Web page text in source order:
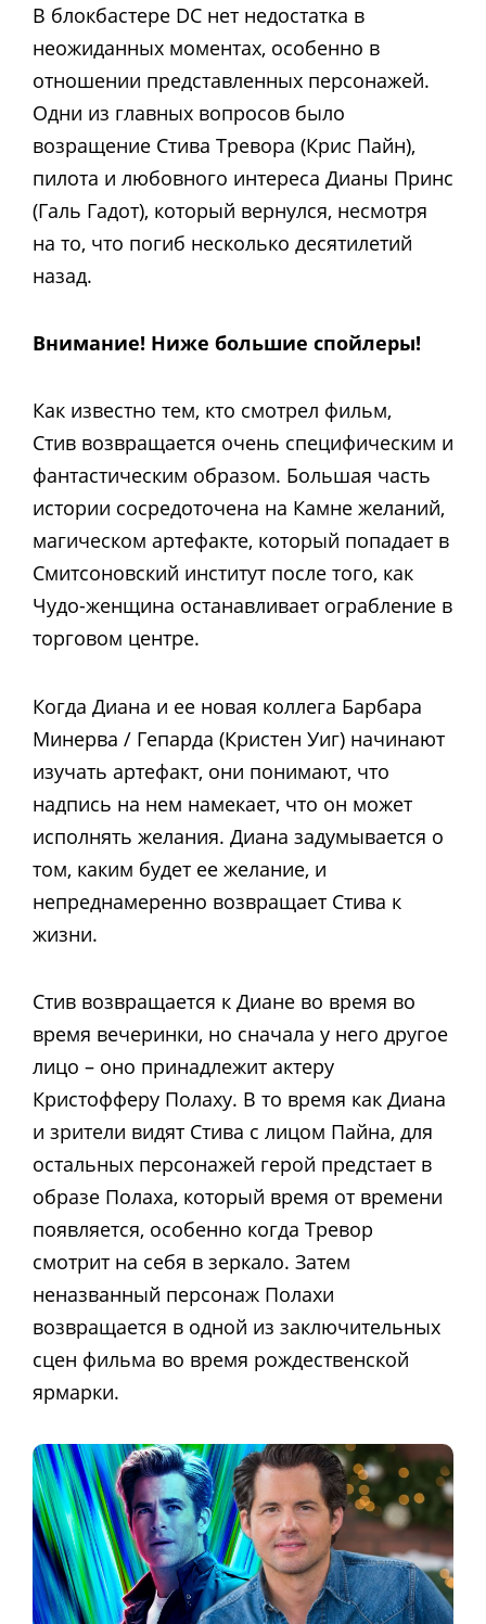
В блокбастере DC нет недостатка в
неожиданных моментах, особенно в
отношении представленных персонажей.
Одни из главных вопросов было
возращение Стива Тревора (Крис Пайн),
пилота и любовного интереса Дианы Принс
(Галь Гадот), который вернулся, несмотря
на то, что погиб несколько десятилетий
назад.
Внимание! Ниже большие спойлеры!
Как известно тем, кто смотрел фильм,
Стив возвращается очень специфическим и
фантастическим образом. Большая часть
истории сосредоточена на Камне желаний,
магическом артефакте, который попадает в
Смитсоновский институт после того, как
Чудо-женщина останавливает ограбление в
торговом центре.
Когда Диана и ее новая коллега Барбара
Минерва / Гепарда (Кристен Уиг) начинают
изучать артефакт, они понимают, что
надпись на нем намекает, что он может
исполнять желания. Диана задумывается о
том, каким будет ее желание, и
непреднамеренно возвращает Стива к
жизни.
Стив возвращается к Диане во время во
время вечеринки, но сначала у него другое
лицо – оно принадлежит актеру
Кристофферу Полаху. В то время как Диана
и зрители видят Стива с лицом Пайна, для
остальных персонажей герой предстает в
образе Полаха, который время от времени
появляется, особенно когда Тревор
смотрит на себя в зеркало. Затем
неназванный персонаж Полахи
возвращается в одной из заключительных
сцен фильма во время рождественской
ярмарки.